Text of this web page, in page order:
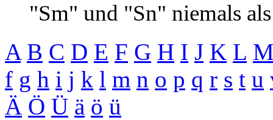
"Sm" und "Sn" niemals
A B C D E F G H I J K L
f g h i j k l m n o p q r s t u
Ä Ö Ü ä ö ü